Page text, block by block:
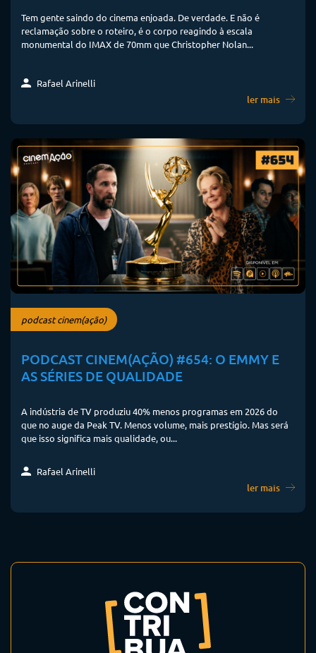
Tem gente saindo do cinema enjoada. De verdade. E não é
reclamação sobre o roteiro, é o corpo reagindo à escala
monumental do IMAX de 70mm que Christopher Nolan...
Rafael Arinelli
ler mais
podcast cinem(ação)
PODCAST CINEM(AÇÃO) #654: O EMMY E
AS SÉRIES DE QUALIDADE
A indústria de TV produziu 40% menos programas em 2026 do
que no auge da Peak TV. Menos volume, mais prestígio. Mas será
que isso significa mais qualidade, ou...
Rafael Arinelli
ler mais